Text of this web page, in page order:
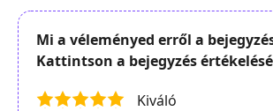
Mi a véleményed erről a
Kattintson a bejegyzés
Kiváló